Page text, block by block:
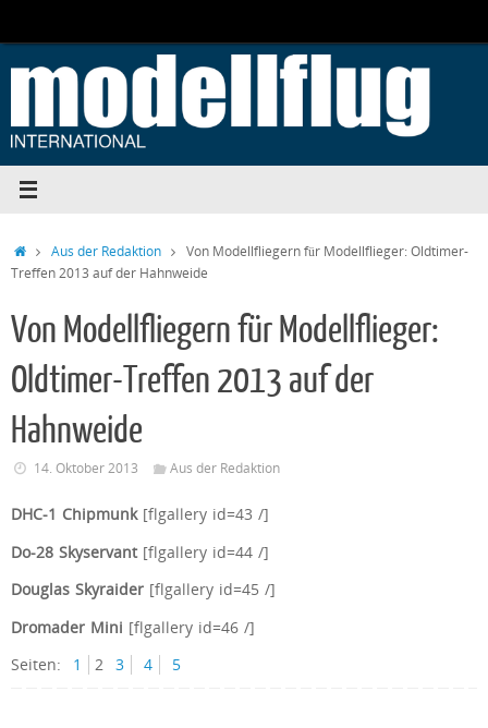
StartAus der Redaktion
Von Modellfliegern für Modellflieger: Oldtimer-
Treffen 2013 auf der Hahnweide
Von Modellfliegern für Modellflieger:
Oldtimer-Treffen 2013 auf der
Hahnweide
14. Oktober 2013 Aus der Redaktion
DHC-1 Chipmunk [flgallery id=43 /]
Do-28 Skyservant [flgallery id=44 /]
Douglas Skyraider [flgallery id=45 /]
Dromader Mini [flgallery id=46 /]
Seiten:
1 2 3 4 5